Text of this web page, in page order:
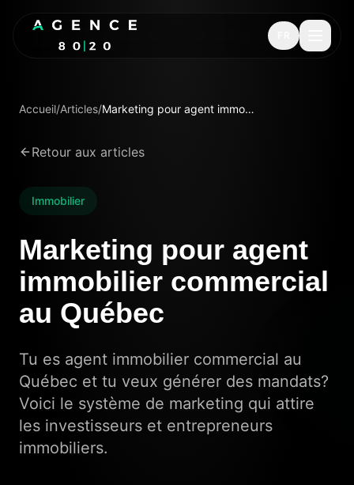
Accueil/Articles/ Marketing pour agent immobilier commercial au Québec
Retour aux articles
Immobilier
Marketing pour agent
immobilier commercial
au Québec
Tu es agent immobilier commercial au
Québec et tu veux générer des mandats?
Voici le système de marketing qui attire
les investisseurs et entrepreneurs
immobiliers.